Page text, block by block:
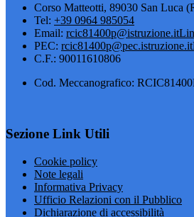
Corso Matteotti, 89030 San Luca
Tel: +39 0964 985054
Email: rcic81400p@istruzione.it
PEC: rcic81400p@pec.istruzione.it
C.F.: 90011610806
Cod. Meccanografico:
Sezione Link Utili
Cookie policy
Note legali
Informativa Privacy
Ufficio Relazioni con il Pubblico
Dichiarazione di accessibilità